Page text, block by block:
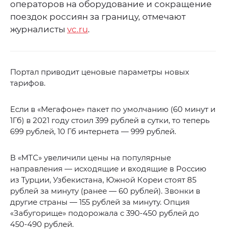
операторов на оборудование и сокращение
поездок россиян за границу, отмечают
журналисты vc.ru.
Портал приводит ценовые параметры новых
тарифов.
Если в «Мегафоне» пакет по умолчанию (60 минут и
1Гб) в 2021 году стоил 399 рублей в сутки, то теперь
699 рублей, 10 Гб интернета — 999 рублей.
В «МТС» увеличили цены на популярные
направления — исходящие и входящие в Россию
из Турции, Узбекистана, Южной Кореи стоят 85
рублей за минуту (ранее — 60 рублей). Звонки в
другие страны — 155 рублей за минуту. Опция
«Забугорище» подорожала с 390-450 рублей до
450-490 рублей.